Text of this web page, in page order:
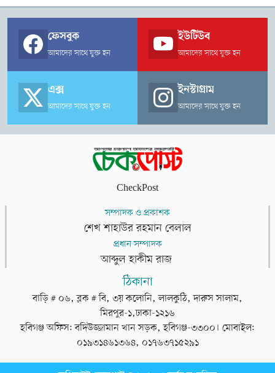
ফেসবুক
আমাদের সাথে যুক্ত হন
ইউটিউব
আমাদের সাথে যুক্ত হন
এক্স
আমাদের সাথে যুক্ত হন
ইনস্টাগ্রাম
আমাদের সাথে যুক্ত হন
CheckPost
সম্পাদক ও প্রকাশক
শেখ শাহাউর রহমান বেলাল
প্রধান সম্পাদক
আব্দুল হাকীম রাজ
ঠিকানা
বাড়ি # ০৬, ব্লক # বি, ৩য় কলোনি, লালকুঠি, দারুস সালাম,
মিরপুর-১,ঢাকা-১২১৬
হবিগঞ্জ অফিস: বদিউজ্জামান খান সড়ক, হবিগঞ্জ-৩৩০০। মোবাইল:
০১৯৩১৪৬১৩৬৪, ০১৭৬৩৭১৫২৯১